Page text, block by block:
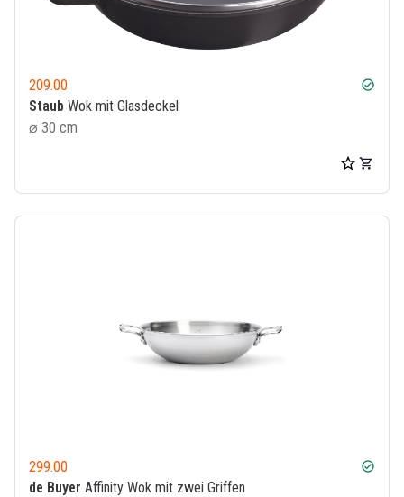
209.00 check_circle
Staub Wok mit Glasdeckel
⌀ 30 cm
299.00 check_circle
de Buyer Affinity Wok mit zwei Griffen